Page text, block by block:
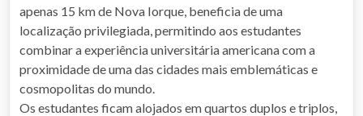
apenas 15 km de Nova Iorque, beneficia de uma
localização privilegiada, permitindo aos estudantes
combinar a experiência universitária americana com a
proximidade de uma das cidades mais emblemáticas e
cosmopolitas do mundo.
Os estudantes ficam alojados em quartos duplos e triplos,